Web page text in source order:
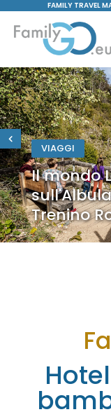
FAMILY TRAVEL
VIAGGI
Il mondo
Trenino